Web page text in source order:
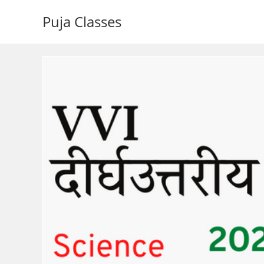
Puja Classes